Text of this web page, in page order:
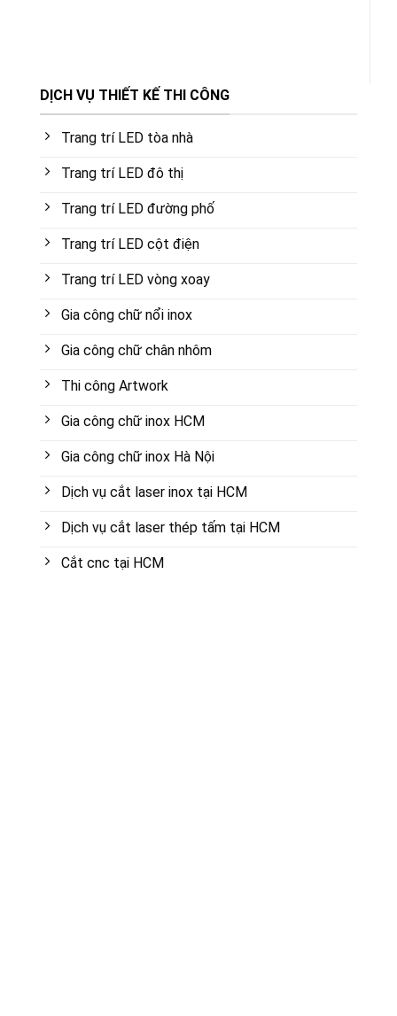
DỊCH VỤ THIẾT KẾ THI CÔNG
Trang trí LED tòa nhà
Trang trí LED đô thị
Trang trí LED đường phố
Trang trí LED cột điện
Trang trí LED vòng xoay
Gia công chữ nổi inox
Gia công chữ chân nhôm
Thi công Artwork
Gia công chữ inox HCM
Gia công chữ inox Hà Nội
Dịch vụ cắt laser inox tại HCM
Dịch vụ cắt laser thép tấm tại HCM
Cắt cnc tại HCM